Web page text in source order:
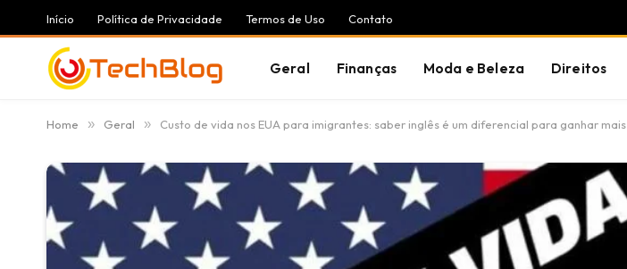
Início Política de Privacidade Termos de Uso Contato
Geral Finanças Moda e Beleza Direitos
Home » Geral » Custo de vida nos EUA para imigrantes: saber inglês é um diferencial para ganhar mais